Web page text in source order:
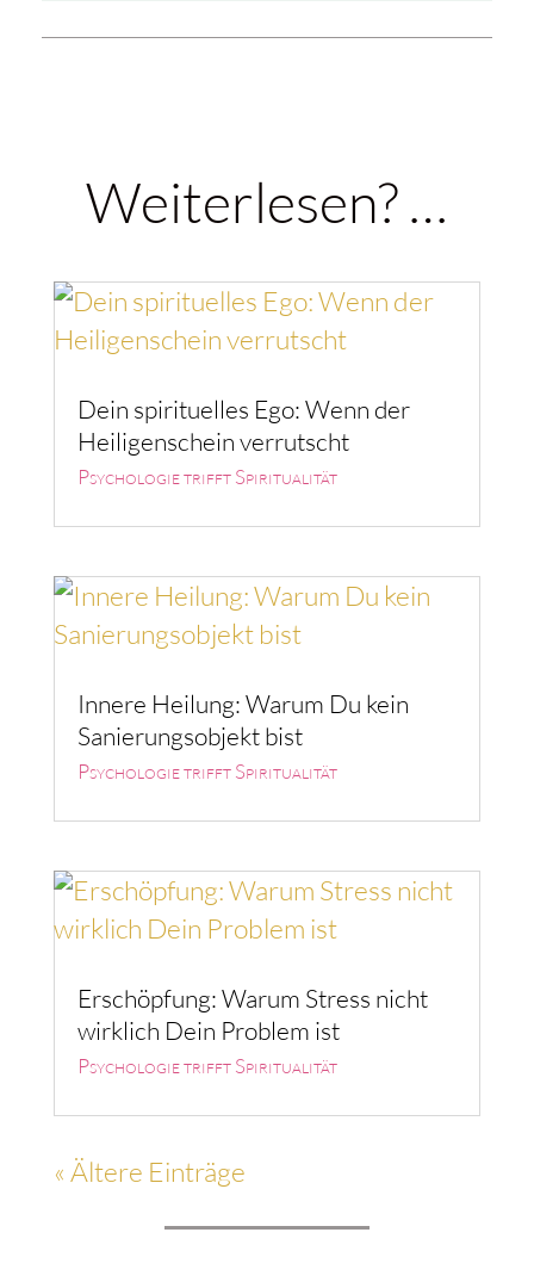
Weiterlesen? …
Dein spirituelles Ego: Wenn der
Heiligenschein verrutscht
Psychologie trifft Spiritualität
Innere Heilung: Warum Du kein
Sanierungsobjekt bist
Psychologie trifft Spiritualität
Erschöpfung: Warum Stress nicht
wirklich Dein Problem ist
Psychologie trifft Spiritualität
« Ältere Einträge